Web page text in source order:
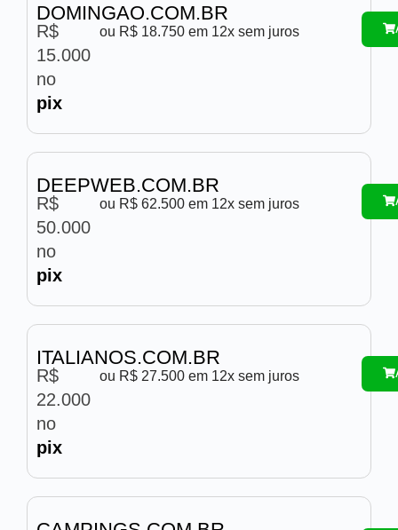
DOMINGAO.COM.BR
R$
15.000
no
pix
ou R$ 18.750 em 12x sem juros
DEEPWEB.COM.BR
R$
50.000
no
pix
ou R$ 62.500 em 12x sem juros
ITALIANOS.COM.BR
R$
22.000
no
pix
ou R$ 27.500 em 12x sem juros